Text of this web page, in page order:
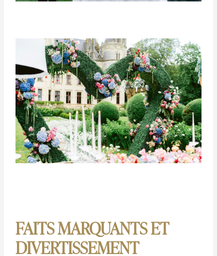
FAITS MARQUANTS ET
DIVERTISSEMENT